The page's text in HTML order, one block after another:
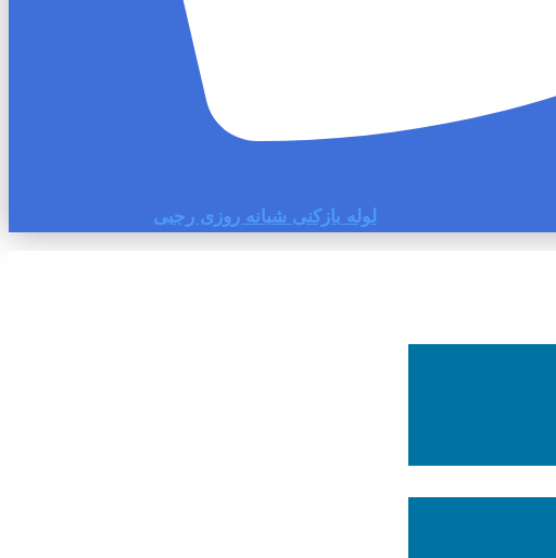
لوله بازکنی شبانه روزی رجبی